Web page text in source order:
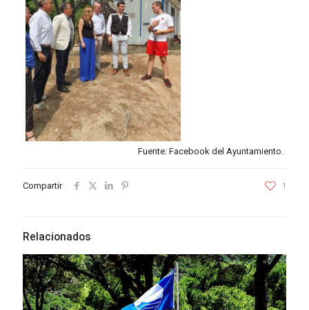
Fuente: Facebook del Ayuntamiento.
Compartir 1
Relacionados